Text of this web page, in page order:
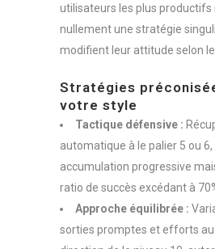
utilisateurs les plus productifs
nullement une stratégie
modifient leur attitude selon le
Stratégies
votre style
Tactique défensive :
automatique à le palier 5 ou
accumulation progressive
ratio de succès excédant à
Approche équilibrée :
sorties promptes et efforts